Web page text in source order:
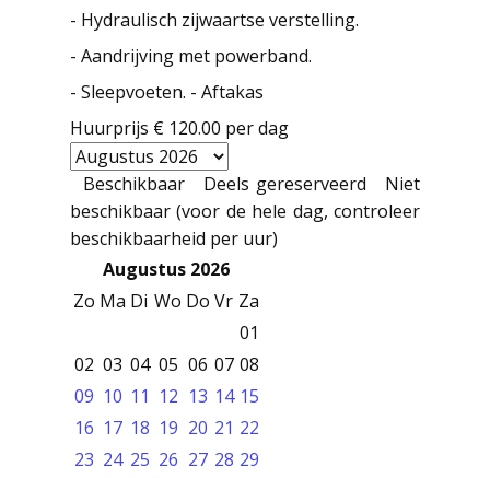
- Hydraulisch zijwaartse verstelling.
- Aandrijving met powerband.
- Sleepvoeten. - Aftakas
Huurprijs € 120.00 per dag
Beschikbaar Deels gereserveerd
Niet
beschikbaar (voor de hele dag, controleer
beschikbaarheid per uur)
Augustus 2026
Zo Ma Di Wo Do Vr Za
01
02 03 04 05 06 07 08
09 10 11 12 13 14 15
16 17 18 19 20 21 22
23 24 25 26 27 28 29